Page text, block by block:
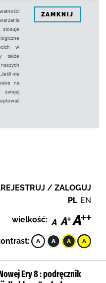
w
także
nie
na
swojej
ZAMKNIJ
/ ZALOGUJ
PL EN
wielkość:
Ery 8 : podręcznik